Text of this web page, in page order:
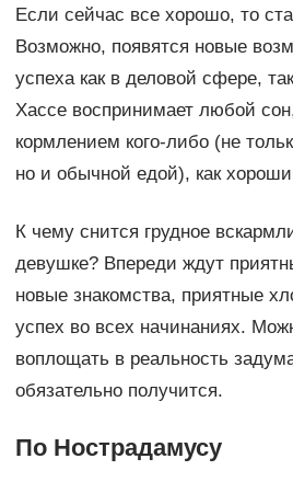
Если сейчас все хорошо, то
Возможно, появятся новые
успеха как в деловой сфере,
Хассе воспринимает любой
кормлением кого-либо (не
но и обычной едой), как
К чему снится грудное
девушке? Впереди ждут
новые знакомства, приятные
успех во всех начинаниях.
воплощать в реальность
обязательно получится.
По Нострадамусу